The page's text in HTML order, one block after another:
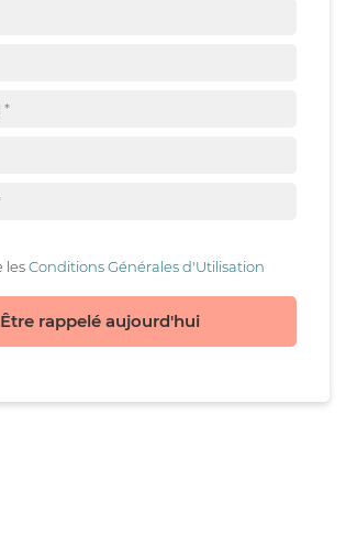
lesConditions Générales d'Utilisation
Être rappelé aujourd'hui